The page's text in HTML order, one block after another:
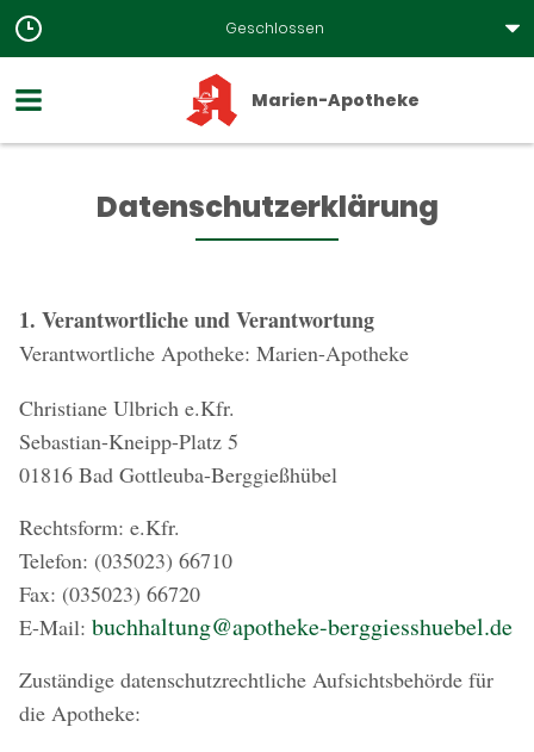
Geschlossen
Marien-Apotheke
Datenschutzerklärung
1. Verantwortliche und Verantwortung
Verantwortliche Apotheke: Marien-Apotheke
Christiane Ulbrich e.Kfr.
Sebastian-Kneipp-Platz 5
01816 Bad Gottleuba-Berggießhübel
Rechtsform: e.Kfr.
Telefon: (035023) 66710
Fax: (035023) 66720
E-Mail: buchhaltung@apotheke-berggiesshuebel.de
Zuständige datenschutzrechtliche Aufsichtsbehörde für
die Apotheke: